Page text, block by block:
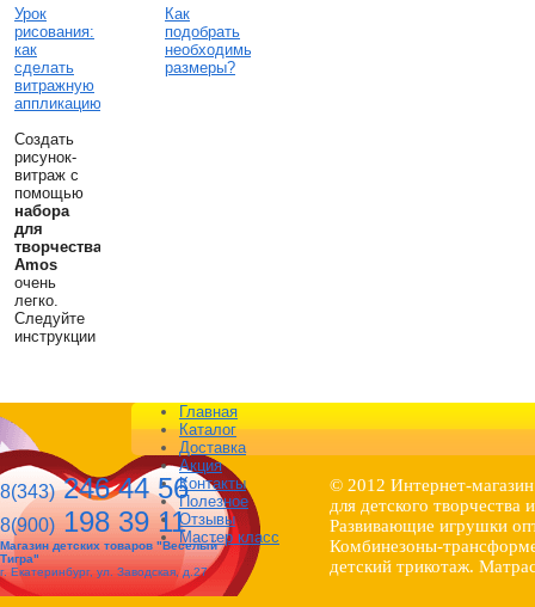
Урок
рисования:
как
сделать
витражную
аппликацию
Создать
рисунок-
витраж с
помощью
набора
для
творчества
Amos
очень
легко.
Следуйте
инструкции
Как
подобрать
необходимые
размеры?
Главная
Каталог
Доставка
Акция
Контакты
Полезное
Отзывы
Мастер класс
8(343)246 44 56
8(900)198 39 11
Магазин детских товаров "Веселый
Тигра"
г. Екатеринбург, ул. Заводская, д.27
© 2012 Интернет-
для детского
Развивающие игрушки
Комбинезоны-
детский трикотаж.